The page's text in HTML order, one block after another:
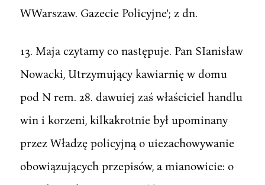
WWarszaw. Gazecie Policyjne'; z dn.
13. Maja czytamy co następuje. Pan SIanisław
Nowacki, Utrzymujący kawiarnię w domu
pod N rem. 28. dawuiej zaś właściciel handlu
win i korzeni, kilkakrotnie był upominany
przez Władzę policyjną o uiezachowywanie
obowiązujących przepisów, a mianowicie: o